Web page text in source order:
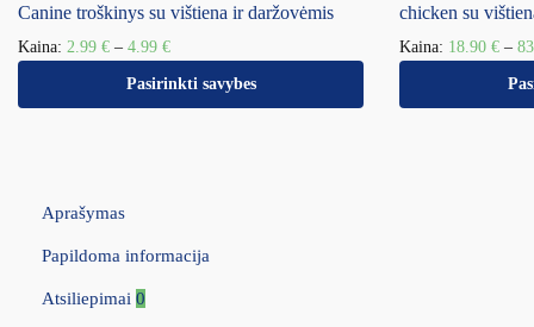
Canine troškinys su vištiena ir daržovėmis
Kaina: 2.99 € – 4.99 €
Pasirinkti savybes
chicken su
Kaina: 18.90 € –
Aprašymas
Papildoma informacija
Atsiliepimai 0